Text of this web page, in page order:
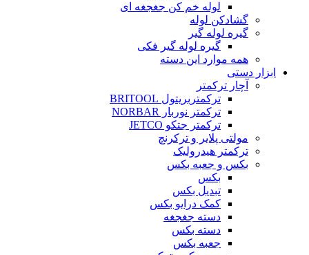
لوله خم کن جغجغه ای
گشادکن لوله
گیره لوله گیر
گیره لوله گیر فکی
همه موارد این دسته
ابزار دستی
آچار ترکمتر
ترکمتربریتول BRITOOL
ترکمتر نوربار NORBAR
ترکمتر جتکو JETCO
مولتی پلایر و ترکرنچ
ترکمتر هیدرولیک
بکس و جعبه بکس
بکس
تبدیل بکس
کمک درایو بکس
دسته جغجغه
دسته بکس
جعبه بکس